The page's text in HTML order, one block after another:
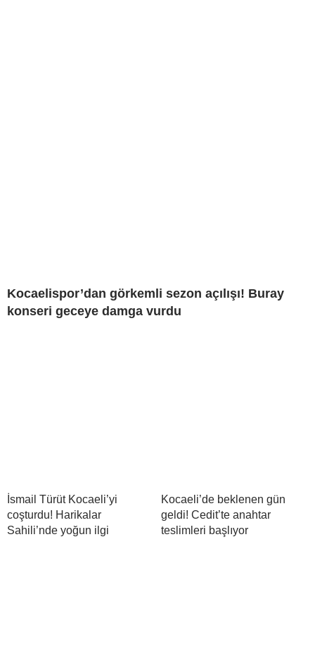
Kocaelispor’dan görkemli sezon açılışı! Buray
konseri geceye damga vurdu
İsmail Türüt Kocaeli’yi
coşturdu! Harikalar
Sahili’nde yoğun ilgi
Kocaeli’de beklenen gün
geldi! Cedit’te anahtar
teslimleri başlıyor